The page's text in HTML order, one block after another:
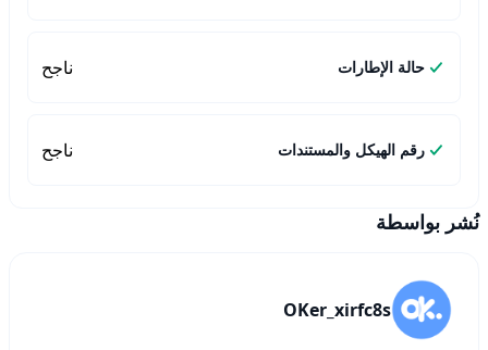
حالة الإطارات ناجح
رقم الهيكل والمستندات ناجح
نُشر بواسطة
OKer_xirfc8s